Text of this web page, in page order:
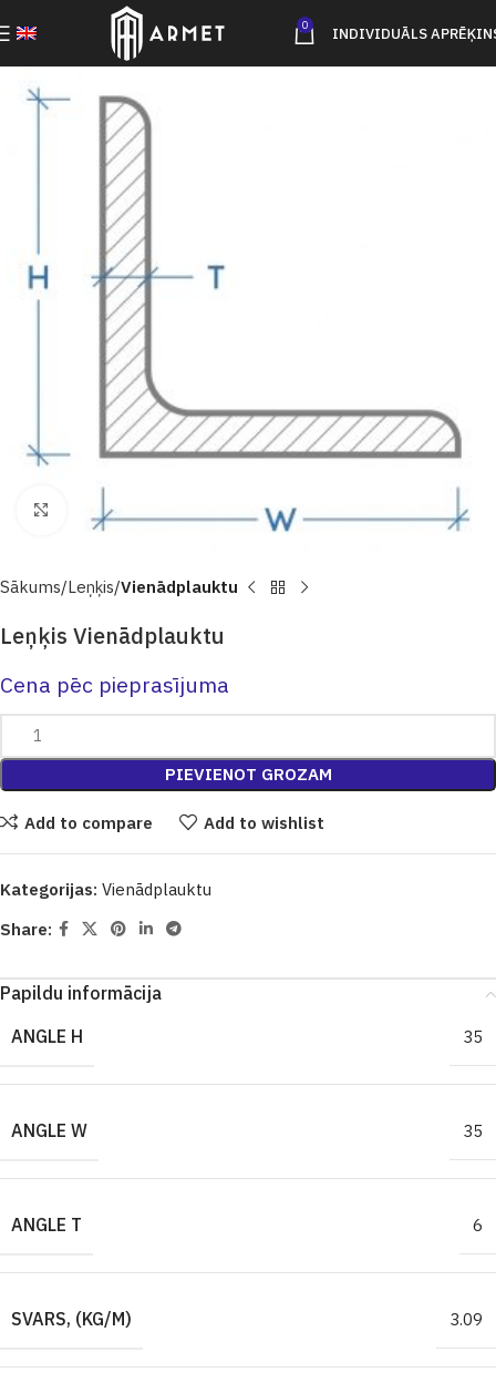
0 INDIVIDUĀLS
Click to enlarge
Sākums Leņķis Vienādplauktu
Leņķis Vienādplauktu
Cena pēc pieprasījuma
PIEVIENOT GROZAM
Add to compare Add to wishlist
Kategorijas: Vienādplauktu
Share:
Papildu informācija
ANGLE H
35
ANGLE W 35
ANGLE T 6
SVARS, (KG/M) 3.09